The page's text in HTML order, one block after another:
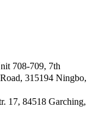
708-709, 7th
315194 Ningbo,
17, 84518 Garching,